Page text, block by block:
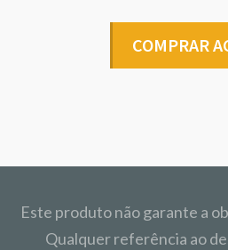
COMPRAR
Este produto não garante a
Qualquer referência ao